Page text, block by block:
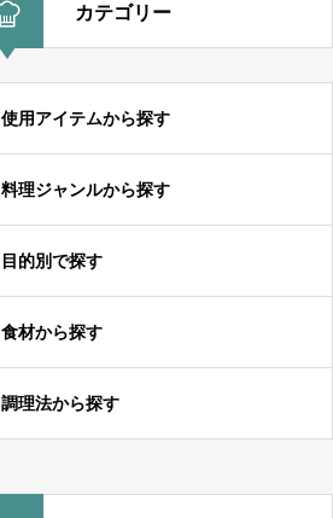
カテゴリー
使用アイテムから探す
料理ジャンルから探す
目的別で探す
食材から探す
調理法から探す